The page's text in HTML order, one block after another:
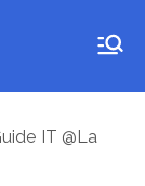
IT @La